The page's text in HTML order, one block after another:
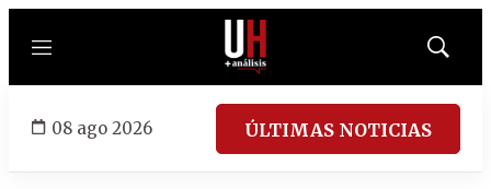
Menú
Mostrar
08 ago 2026 ÚLTIMAS NOTICIAS